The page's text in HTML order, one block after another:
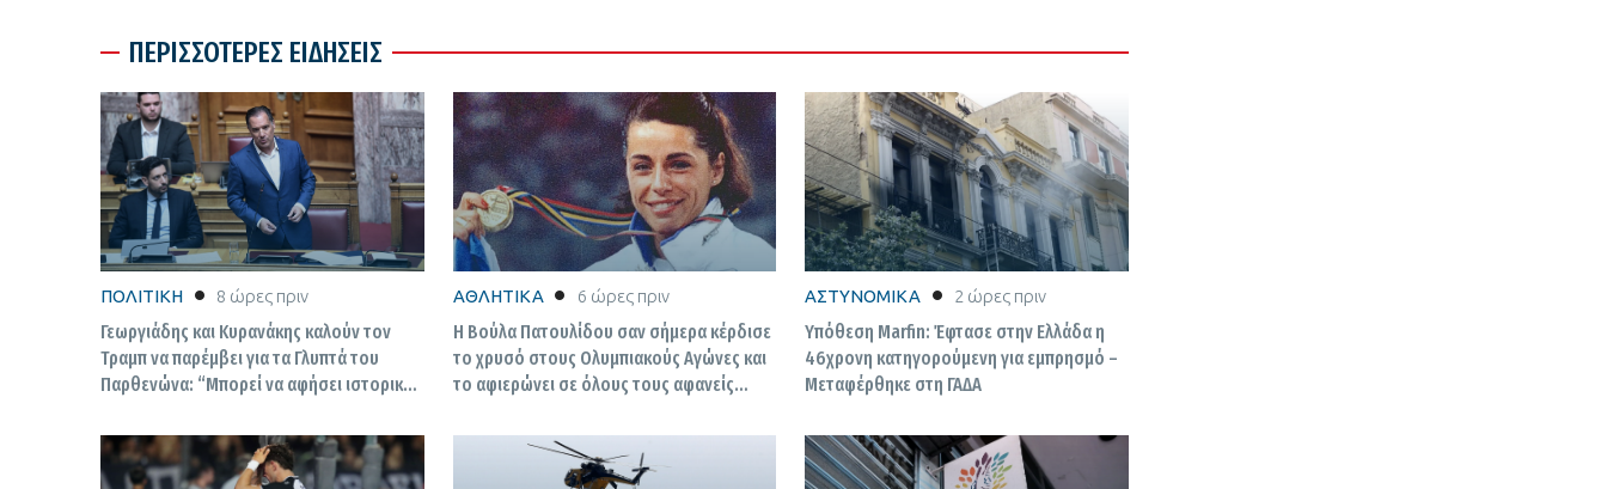
ΠΕΡΙΣΣΟΤΕΡΕΣ ΕΙΔΗΣΕΙΣ
ΠΟΛΙΤΙΚΗ 8 ώρες πριν
Γεωργιάδης και Κυρανάκης καλούν τον
Τραμπ να παρέμβει για τα Γλυπτά του
Παρθενώνα: “Μπορεί να αφήσει ιστορική
ΑΘΛΗΤΙΚΑ 6 ώρες πριν
Η Βούλα Πατουλίδου σαν σήμερα κέρδισε
το χρυσό στους Ολυμπιακούς Αγώνες και
το αφιερώνει σε όλους τους αφανείς
ΑΣΤΥΝΟΜΙΚΑ 2 ώρες πριν
Υπόθεση Marfin: Έφτασε στην Ελλάδα η
46χρονη κατηγορούμενη για εμπρησμό –
Μεταφέρθηκε στη ΓΑΔΑ